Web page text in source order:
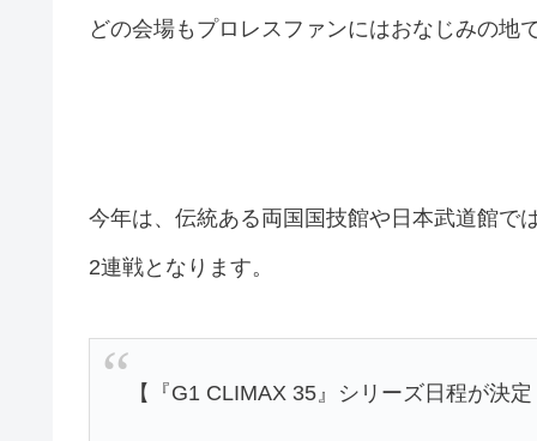
どの会場もプロレスファンにはおなじみの地
今年は、伝統ある両国国技館や日本武道館で
2連戦となります。
【『G1 CLIMAX 35』シリーズ日程が決